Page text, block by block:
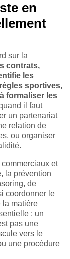
en
sur la
contrats,
les
sportives,
formaliser les
il faut
un partenariat
relation de
ou organiser
et
la prévention
de
coordonner le
la matière
: un
pas une
vers le
une procédure